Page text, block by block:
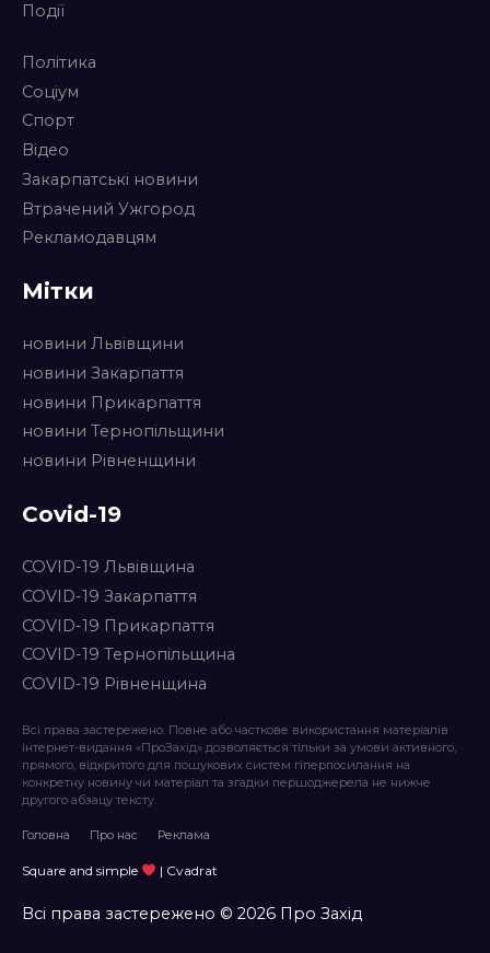
Події
Політика
Соціум
Спорт
Відео
Закарпатські новини
Втрачений Ужгород
Рекламодавцям
Мітки
новини Львівщини
новини Закарпаття
новини Прикарпаття
новини Тернопільщини
новини Рівненщини
Covid-19
COVID-19 Львівщина
COVID-19 Закарпаття
COVID-19 Прикарпаття
COVID-19 Тернопільщина
COVID-19 Рівненщина
Всі права застережено. Повне або часткове використання матеріалів
інтернет-видання «ПроЗахід» дозволяється тільки за умови активного,
прямого, відкритого для пошукових систем гіперпосилання на
конкретну новину чи матеріал та згадки першоджерела не нижче
другого абзацу тексту.
Головна Про нас Реклама
Square and simple | Cvadrat
Всі права застережено © 2026 Про Захід